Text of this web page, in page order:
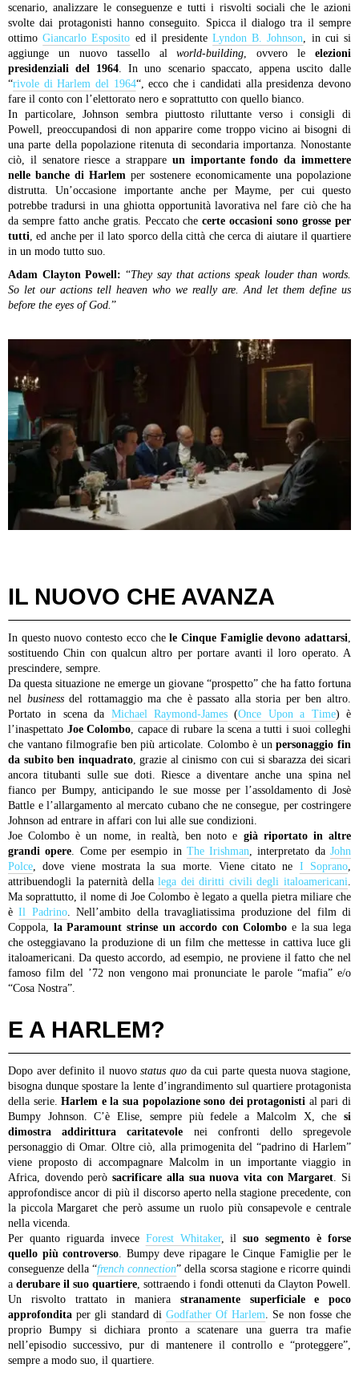
scenario, analizzare le conseguenze e tutti i risvolti sociali che le azioni
svolte dai protagonisti hanno conseguito. Spicca il dialogo tra il sempre
ottimoGiancarlo Esposito ed il presidenteLyndon B. Johnson, in cui si
aggiunge un nuovo tassello alworld-building, ovvero le elezioni
presidenziali del 1964. In uno scenario spaccato, appena uscito dalle
“rivole di Harlem del 1964“, ecco che i candidati alla presidenza devono
fare il conto con l’elettorato nero e soprattutto con quello bianco.
In particolare, Johnson sembra piuttosto riluttante verso i consigli di
Powell, preoccupandosi di non apparire come troppo vicino ai bisogni di
una parte della popolazione ritenuta di secondaria importanza. Nonostante
ciò, il senatore riesce a strappare un importante fondo da immettere
nelle banche di Harlem per sostenere economicamente una popolazione
distrutta. Un’occasione importante anche per Mayme, per cui questo
potrebbe tradursi in una ghiotta opportunità lavorativa nel fare ciò che ha
da sempre fatto anche gratis. Peccato checerte occasioni sono grosse per
tutti, ed anche per il lato sporco della città che cerca di aiutare il quartiere
in un modo tutto suo.
Adam Clayton Powell: “They say that actions speak louder than words.
So let our actions tell heaven who we really are. And let them define us
before the eyes of God.”
IL NUOVO CHE AVANZA
In questo nuovo contesto ecco chele Cinque Famiglie devono adattarsi
sostituendo Chin con qualcun altro per portare avanti il loro operato. A
prescindere, sempre.
Da questa situazione ne emerge un giovane “prospetto” che ha fatto fortuna
nel businessdel rottamaggio ma che è passato alla storia per ben altro.
Portato in scena da Michael Raymond-James (Once Upon a Time) è
l’inaspettato Joe Colombo , capace di rubare la scena a tutti i suoi colleghi
che vantano filmografie ben più articolate. Colombo è unpersonaggio fin
da subito ben inquadrato, grazie al cinismo con cui si sbarazza dei sicari
ancora titubanti sulle sue doti. Riesce a diventare anche una spina nel
fianco per Bumpy, anticipando le sue mosse per l’assoldamento di Josè
Battle e l’allargamento al mercato cubano che ne consegue, per costringere
Johnson ad entrare in affari con lui alle sue condizioni.
Joe Colombo è un nome, in realtà, ben noto e già riportato in altre
grandi opere . Come per esempio in The Irishman , interpretato daJohn
Polce , dove viene mostrata la sua morte. Viene citato ne I Soprano
attribuendogli la paternità dellalega dei diritti civili degli italoamericani
Ma soprattutto, il nome di Joe Colombo è legato a quella pietra miliare che
èIl Padrino. Nell’ambito della travagliatissima produzione del film di
Coppola, la Paramount strinse un accordo con Colombo e la sua lega
che osteggiavano la produzione di un film che mettesse in cattiva luce gli
italoamericani. Da questo accordo, ad esempio, ne proviene il fatto che nel
famoso film del ’72 non vengono mai pronunciate le parole “mafia” e/o
“Cosa Nostra”.
E A HARLEM?
Dopo aver definito il nuovostatus quo da cui parte questa nuova stagione,
bisogna dunque spostare la lente d’ingrandimento sul quartiere protagonista
della serie.Harlem e la sua popolazione sono dei protagonisti al pari di
Bumpy Johnson. C’è Elise, sempre più fedele a Malcolm X, che si
dimostra addirittura caritatevole nei confronti dello spregevole
personaggio di Omar. Oltre ciò, alla primogenita del “padrino di Harlem”
viene proposto di accompagnare Malcolm in un importante viaggio in
Africa, dovendo peròsacrificare alla sua nuova vita con Margaret . Si
approfondisce ancor di più il discorso aperto nella stagione precedente, con
la piccola Margaret che però assume un ruolo più consapevole e centrale
nella vicenda.
Per quanto riguarda invece Forest Whitaker, ilsuo segmento è forse
quello più controverso . Bumpy deve ripagare le Cinque Famiglie per le
conseguenze della “french connection” della scorsa stagione e ricorre quindi
a derubare il suo quartiere , sottraendo i fondi ottenuti da Clayton Powell.
Un risvolto trattato in maniera stranamente superficiale e poco
approfondita per gli standard di Godfather Of Harlem . Se non fosse che
proprio Bumpy si dichiara pronto a scatenare una guerra tra mafie
nell’episodio successivo, pur di mantenere il controllo e “proteggere”,
sempre a modo suo, il quartiere.